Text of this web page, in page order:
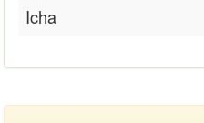
Icha